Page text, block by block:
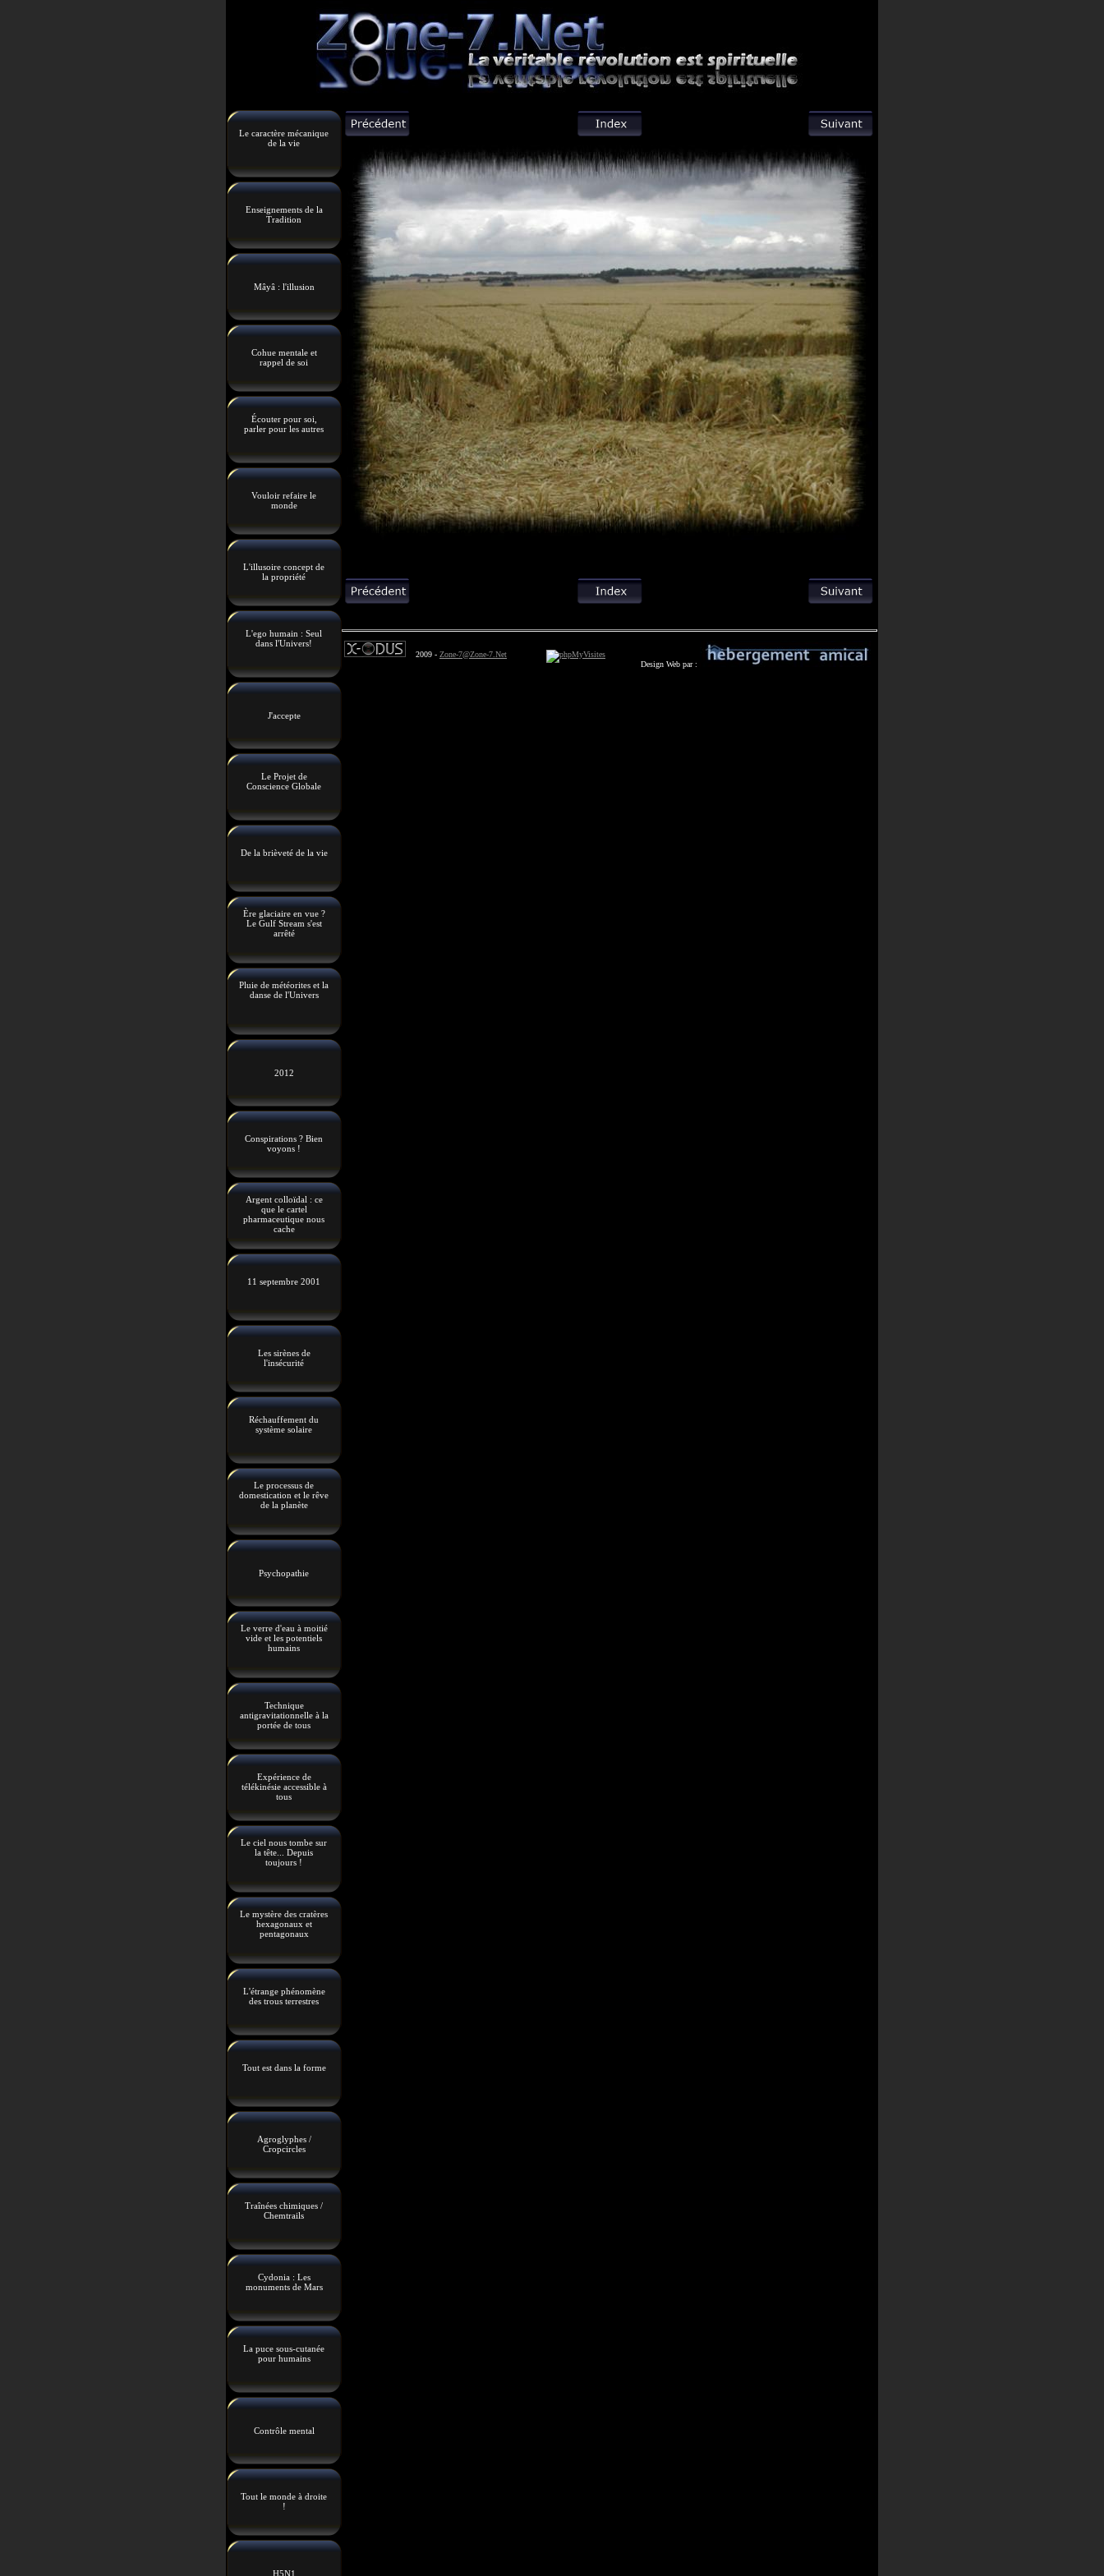
Le caractère mécanique
de la vie
Enseignements de la
Tradition
Mâyâ : l'illusion
Cohue mentale et
rappel de soi
Écouter pour soi,
parler pour les autres
Vouloir refaire le
monde
L'illusoire concept de
la propriété
L'ego humain : Seul
dans l'Univers!
J'accepte
Le Projet de
Conscience Globale
De la brièveté de la vie
Ère glaciaire en vue ?
Le Gulf Stream s'est
arrêté
Pluie de météorites et la
danse de l'Univers
2012
Conspirations ? Bien
voyons !
Argent colloïdal : ce
que le cartel
pharmaceutique nous
cache
11 septembre 2001
Les sirènes de
l'insécurité
Réchauffement du
système solaire
Le processus de
domestication et le rêve
de la planète
Psychopathie
Le verre d'eau à moitié
vide et les potentiels
humains
Technique
antigravitationnelle à la
portée de tous
Expérience de
télékinésie accessible à
tous
Le ciel nous tombe sur
la tête... Depuis
toujours !
Le mystère des cratères
hexagonaux et
pentagonaux
L'étrange phénomène
des trous terrestres
Tout est dans la forme
Agroglyphes /
Cropcircles
Traînées chimiques /
Chemtrails
Cydonia : Les
monuments de Mars
La puce sous-cutanée
pour humains
Contrôle mental
Tout le monde à droite
!
H5N1
2009 - Zone-7@Zone-7.Net
Design Web par :